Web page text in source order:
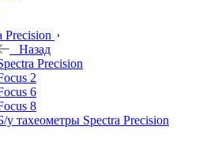
Precision
Назад
Precision
2
6
8
у тахеометры Spectra Precision